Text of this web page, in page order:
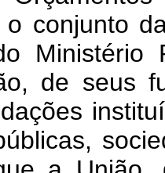
o conjunto
Ministério
de seus